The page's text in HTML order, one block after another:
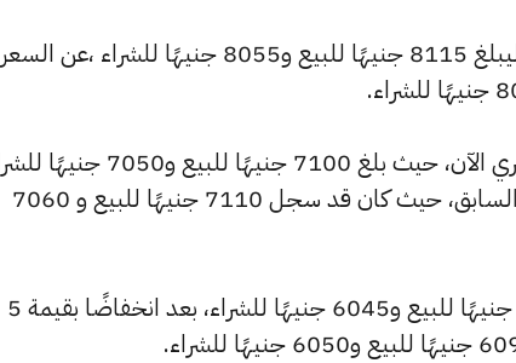
شهد سعر عيار 24 تراجعًا بقيمة 15 جنيهًا ليبلغ 8115 جنيهًا للبيع و8055 جنيهًا للشراء ،عن السعر
وشهد سعر عيار 21 انخفاضًا بالسوق المصري الآن، حيث بلغ 7100 جنيهًا للبيع
منخفضًا بمقدار 10 جنيهات عن التحديث السابق، حيث كان قد سجل 7110 جنيهًا للبيع و 7060
كما انخفض سعر عيار 18 ليصل إلى 6085 جنيهًا للبيع و6045 جنيهًا للشراء، بعد انخفاضًا بقيمة 5